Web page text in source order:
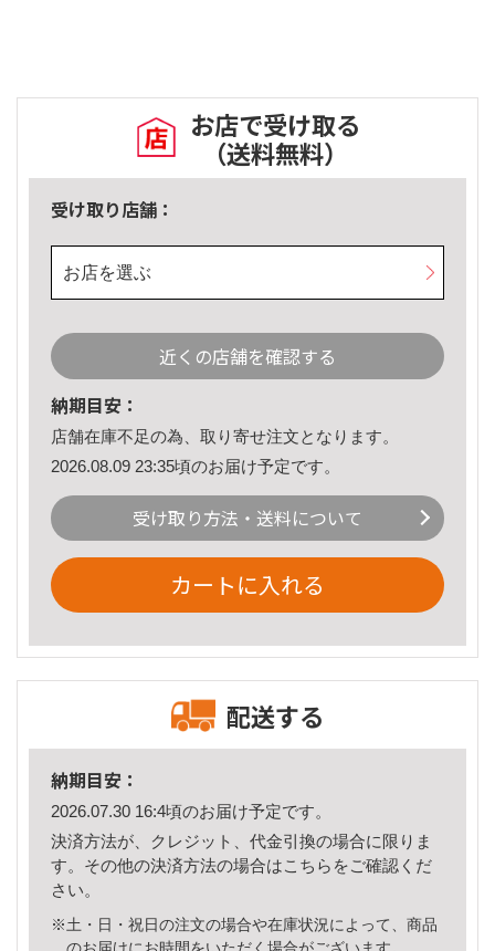
お店で受け取る
（送料無料）
受け取り店舗：
お店を選ぶ
近くの店舗を確認する
納期目安：
店舗在庫不足の為、取り寄せ注文となります。
2026.08.09 23:35頃のお届け予定です。
受け取り方法・送料について
カートに入れる
配送する
納期目安：
2026.07.30 16:4頃のお届け予定です。
決済方法が、クレジット、代金引換の場合に限りま
す。その他の決済方法の場合はこちら をご確認くだ
さい。
※土・日・祝日の注文の場合や在庫状況によって、商品
のお届けにお時間をいただく場合がございます。